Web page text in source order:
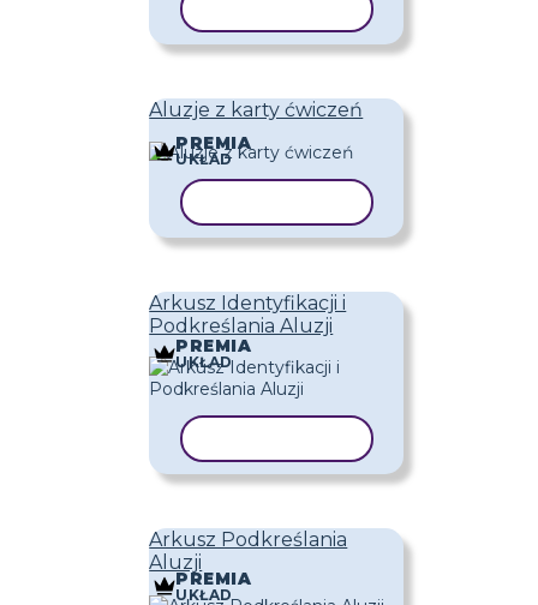
Aluzje z karty ćwiczeń
PREMIA
UKŁAD
Arkusz Identyfikacji i
Podkreślania Aluzji
PREMIA
UKŁAD
Arkusz Podkreślania
Aluzji
PREMIA
UKŁAD